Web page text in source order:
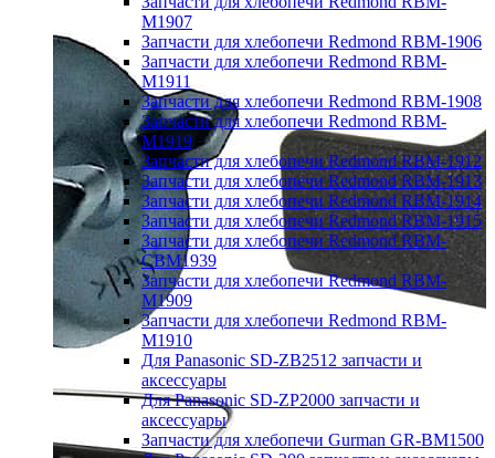
M1907
Запчасти для хлебопечи Redmond RBM-1906
Запчасти для хлебопечи Redmond RBM-
M1911
Запчасти для хлебопечи Redmond RBM-1908
Запчасти для хлебопечи Redmond RBM-
M1919
Запчасти для хлебопечи Redmond RBM-1912
Запчасти для хлебопечи Redmond RBM-1913
Запчасти для хлебопечи Redmond RBM-1914
Запчасти для хлебопечи Redmond RBM-1915
Запчасти для хлебопечи Redmond RBM-
CBM1939
Запчасти для хлебопечи Redmond RBM-
M1909
Запчасти для хлебопечи Redmond RBM-
M1910
Для Panasonic SD-ZB2512 запчасти и
аксессуары
Для Panasonic SD-ZP2000 запчасти и
аксессуары
Запчасти для хлебопечи Gurman GR-BM1500